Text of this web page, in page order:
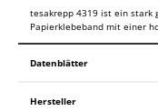
tesakrepp 4319 ist ein stark
Papierklebeband mit einer
Datenblätter
Hersteller